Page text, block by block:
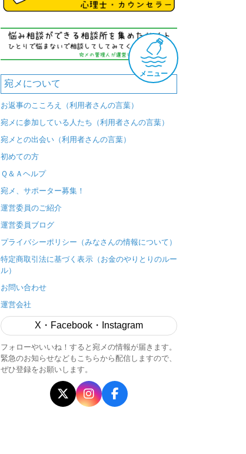
メニュー
宛メについて
お返事のこころえ（利用者さんの言葉）
宛メに参加している人たち（利用者さんの言葉）
宛メとの出会い（利用者さんの言葉）
初めての方
Ｑ＆Ａヘルプ
宛メ、サポーター募集！
運営委員のご紹介
運営委員ブログ
プライバシーポリシー（みなさんの情報について）
特定商取引法に基づく表示（お金のやりとりのルー
ル）
お問い合わせ
運営会社
X・Facebook・Instagram
フォローやいいね！すると宛メの情報が届きます。
緊急のお知らせなどもこちらから配信しますので、
ぜひ登録をお願いします。